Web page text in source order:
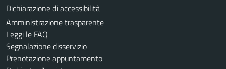
Dichiarazione di accessibilità
Amministrazione trasparente
Leggi le FAQ
Segnalazione disservizio
Prenotazione appuntamento